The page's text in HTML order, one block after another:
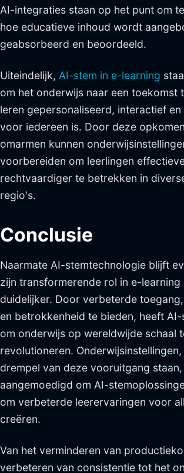
AI-integraties staan op het punt om
hoe educatieve inhoud wordt
geabsorbeerd en beoordeeld.
Uiteindelijk, AI-stem in e-learning
om het onderwijs naar een toekomst
leren gepersonaliseerd, interactief
voor iedereen is. Door deze
omarmen kunnen
voorbereiden om leerlingen
rechtvaardiger te betrekken in
regio's.
Conclusie
Naarmate AI-stemtechnologie blijft
zijn transformerende rol in e-learning
duidelijker. Door verbeterde
en betrokkenheid te bieden, heeft
om onderwijs op wereldwijde schaal
revolutioneren.
drempel van deze vooruitgang
aangemoedigd om AI-
om verbeterde leerervaringen voor
creëren.
Van het verminderen van
verbeteren van consistentie tot het